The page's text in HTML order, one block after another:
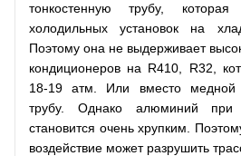
тонкостенную трубу,
холодильных установок на
Поэтому она не выдерживает
кондиционеров на R410, R32,
18-19 атм. Или вместо медной
трубу. Однако алюминий при
становится очень хрупким.
воздействие может разрушить